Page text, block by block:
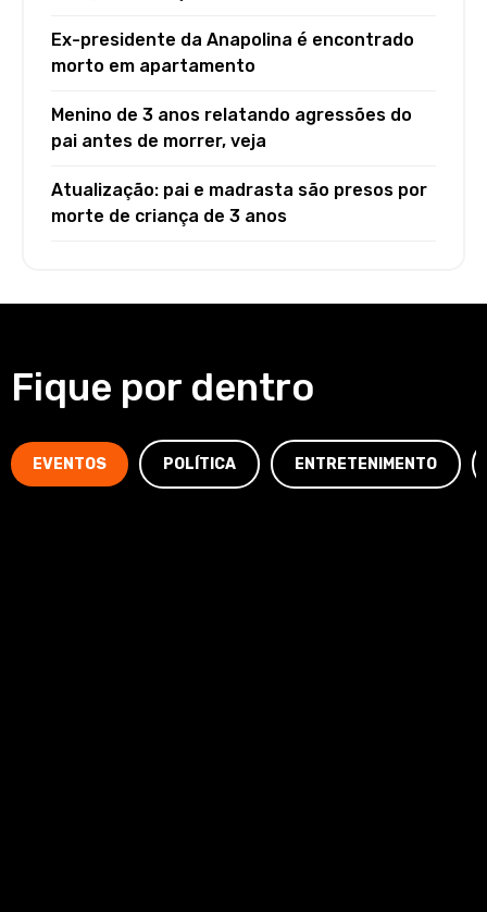
Ex-presidente da Anapolina é encontrado
morto em apartamento
Menino de 3 anos relatando agressões do
pai antes de morrer, veja
Atualização: pai e madrasta são presos por
morte de criança de 3 anos
Fique por dentro
EVENTOS POLÍTICA ENTRETENIMENTO